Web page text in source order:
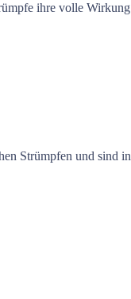
ihre volle
Strümpfen und sind